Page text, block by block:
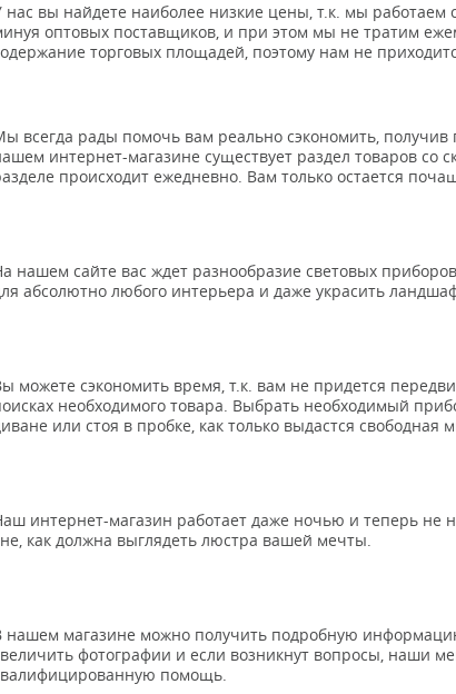
нас вы найдете наиболее низкие цены, т.к. мы
оптовых поставщиков, и при этом мы не тратим
торговых площадей, поэтому нам не
всегда рады помочь вам реально сэкономить, получив
интернет-магазине существует раздел товаров со
происходит ежедневно. Вам только остается
нашем сайте вас ждет разнообразие световых
абсолютно любого интерьера и даже украсить
можете сэкономить время, т.к. вам не придется
необходимого товара. Выбрать необходимый
или стоя в пробке, как только выдастся свободная
интернет-магазин работает даже ночью и теперь не
как должна выглядеть люстра вашей мечты.
нашем магазине можно получить подробную
фотографии и если возникнут вопросы, наши
помощь.